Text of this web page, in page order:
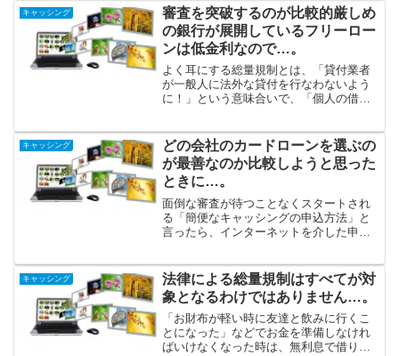
グ関連でよく聞く総量規制とは、「貸金
業者が個人に法外な貸付を...
キャッシング
審査を突破するのが比較的厳しめ
の銀行が展開しているフリーロー
ンは低金利なので…。
よく耳にする総量規制とは、「貸付業者
が一般人に法外な貸付を行なわないよう
に！」という意味合いで、「個人の借り
す。審査を突破するのが比較的厳しめの
銀行が展開しているフリ...
キャッシング
どの会社のカードローンを選ぶの
が最善なのか比較しようと思った
ときに…。
面倒な審査が待つことなくスタートされ
る「簡便なキャッシングの申込方法」と
言ったら、インターネットを介した申込
で、申込完了とともに審査が開始されま
す。現代では、キャッシング...
キャッシング
法律による総量規制はすべてが対
象となるわけではありません…。
「お財布が軽い時に友達と飲みに行くこ
とになった」などでお金を準備しなけれ
ばいけなくなった時は、無利息で借り入